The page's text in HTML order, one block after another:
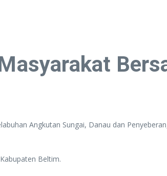
Angkutan Sungai, Danau dan
Beltim.